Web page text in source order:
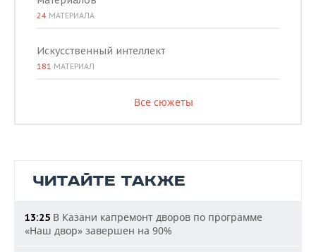
24 МАТЕРИАЛА
Искусственный интеллект
181 МАТЕРИАЛ
Все сюжеты
ЧИТАЙТЕ ТАКЖЕ
13:25 В Казани капремонт дворов по программе
«Наш двор» завершен на 90%